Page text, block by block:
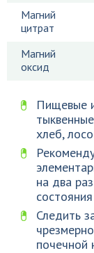
Магний
цитрат
Магний
оксид
Пищевые
хлеб,
на два
Следить
почечной